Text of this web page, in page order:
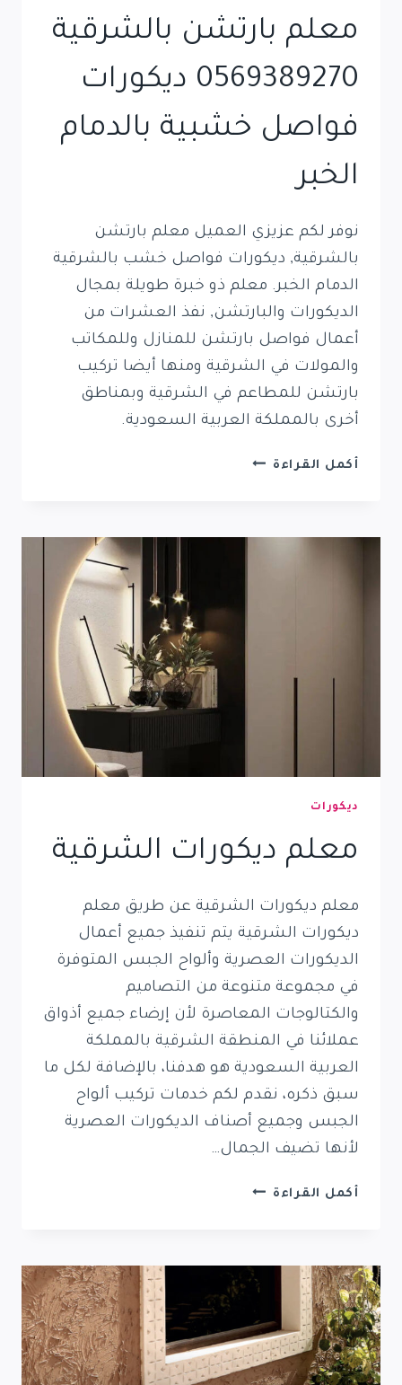
معلم بارتشن بالشرقية
0569389270 ديكورات
فواصل خشبية بالدمام
الخبر
نوفر لكم عزيزي العميل معلم بارتشن
بالشرقية, ديكورات فواصل خشب بالشرقية
الدمام الخبر. معلم ذو خبرة طويلة بمجال
الديكورات والبارتشن, نفذ العشرات من
أعمال فواصل بارتشن للمنازل وللمكاتب
والمولات في الشرقية ومنها أيضا تركيب
بارتشن للمطاعم في الشرقية وبمناطق
أخرى بالمملكة العربية السعودية.
أكمل القراءة معلم
ديكورات
معلم ديكورات الشرقية
معلم ديكورات الشرقية عن طريق معلم
ديكورات الشرقية يتم تنفيذ جميع أعمال
الديكورات العصرية وألواح الجبس المتوفرة
في مجموعة متنوعة من التصاميم
والكتالوجات المعاصرة لأن إرضاء جميع أذواق
عملائنا في المنطقة الشرقية بالمملكة
العربية السعودية هو هدفنا، بالإضافة لكل ما
سبق ذكره، نقدم لكم خدمات تركيب ألواح
الجبس وجميع أصناف الديكورات العصرية
لأنها تضيف الجمال…
أكمل القراءة معلم